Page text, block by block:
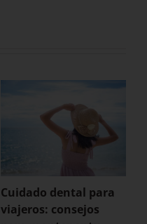
Cuidado dental para
viajeros: consejos